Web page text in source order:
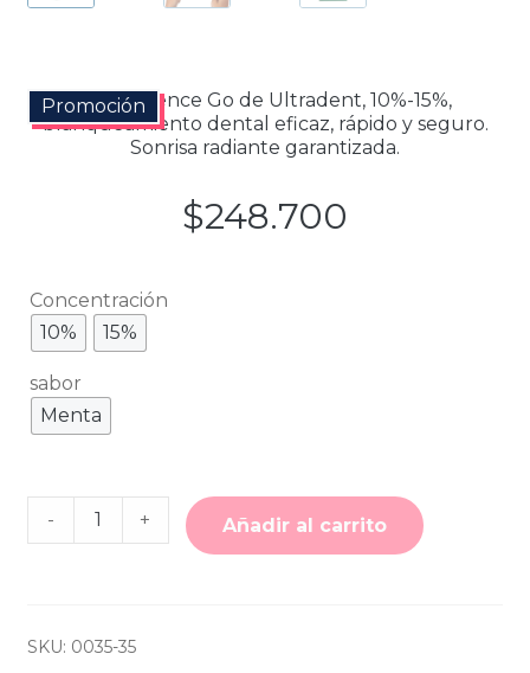
Promoción
Opalescence Go de Ultradent, 10%-15%,
blanqueamiento dental eficaz, rápido y seguro.
Sonrisa radiante garantizada.
$248.700
Concentración
10%
15%
sabor
Menta
Cantidad
de
Blanqueamiento
Ultradent
- + Añadir al carrito
SKU: 0035-35